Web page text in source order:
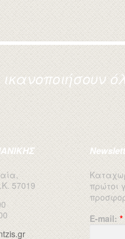
57019
πρώτοι
E-mail:*